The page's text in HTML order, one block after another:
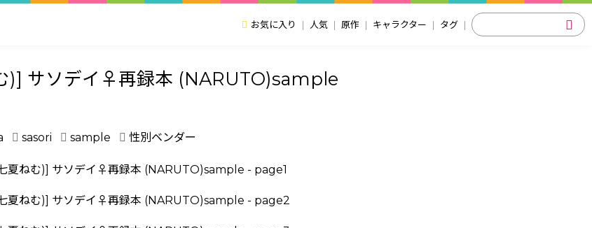
お気に入り 人気 原作 キャラクター タグ
)] サソデイ♀再録本 (NARUTO)sample
sasori sample 性別ベンダー